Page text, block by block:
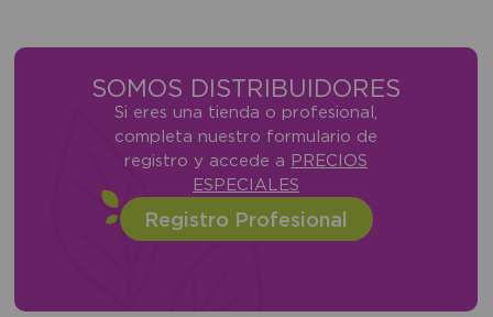
SOMOS DISTRIBUIDORES
Si eres una tienda o profesional,
completa nuestro formulario de
registro y accede a PRECIOS
ESPECIALES
Registro Profesional